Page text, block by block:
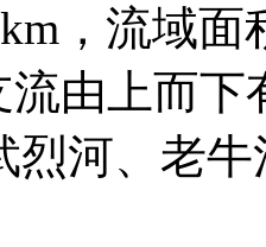
，流域
流由上而
烈河、老